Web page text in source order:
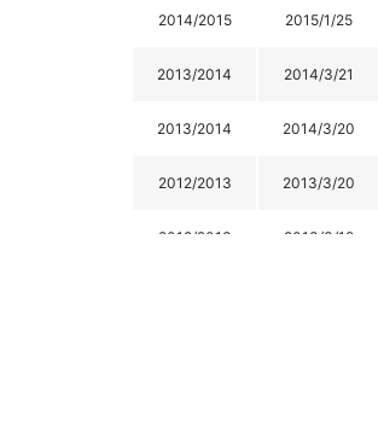
2014/2015 2015/1/25
2013/2014 2014/3/21
2013/2014 2014/3/20
2012/2013 2013/3/20
2012/2013 2013/3/19